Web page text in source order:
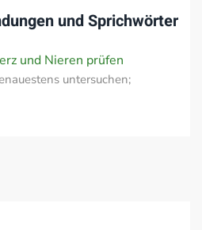
und Sprichwörter
und Nieren prüfen
untersuchen;